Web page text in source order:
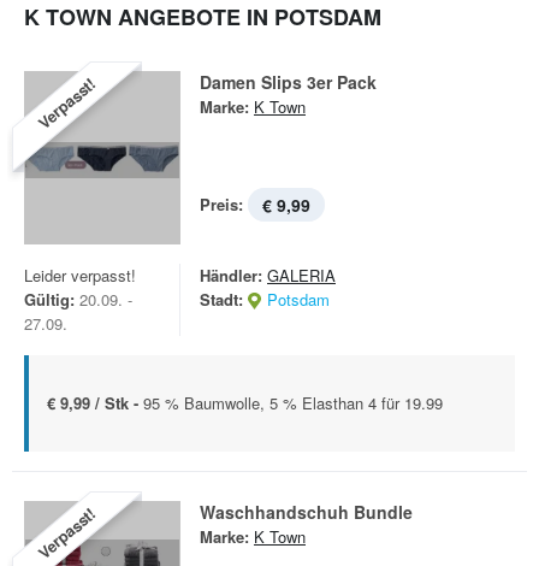
K TOWN ANGEBOTE IN POTSDAM
Verpasst! Damen Slips 3er Pack
Marke: K Town
Preis: € 9,99
Leider verpasst!
Gültig: 20.09. -
27.09.
Händler: GALERIA
Stadt:
Potsdam
€ 9,99 / Stk - 95 % Baumwolle, 5 % Elasthan 4 für 19.99
Verpasst! Waschhandschuh Bundle
Marke: K Town